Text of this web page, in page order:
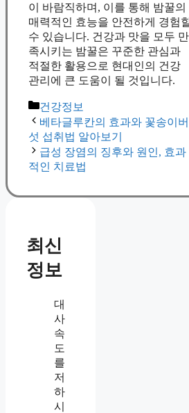
이 바람직하며, 이를 통해 밤꿀의
매력적인 효능을 안전하게 경험
수 있습니다. 건강과 맛을 모두 만
족시키는 밤꿀은 꾸준한 관심과
적절한 활용으로 현대인의 건강
관리에 큰 도움이 될 것입니다.
Categories
건강정보
베타글루칸의 효과와 꽃송이버
섯 섭취법 알아보기
급성 장염의 징후와 원인, 효과
적인 치료법
최신
정보
대
사
속
도
를
저
하
시